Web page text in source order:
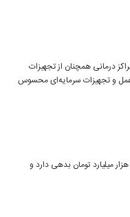
درمانی همچنان از تجهیزات
عمل و تجهیزات سرمایه‌ای محسوس
رئیس کارگروه مطالبات تجهیزات پزشکی اعلام کرد که دولت به صنعت تجهیزات پزشکی ۲۵ هزار میلیارد تومان بدهی دارد و